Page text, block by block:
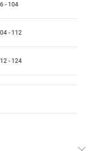
- 104
- 112
- 124